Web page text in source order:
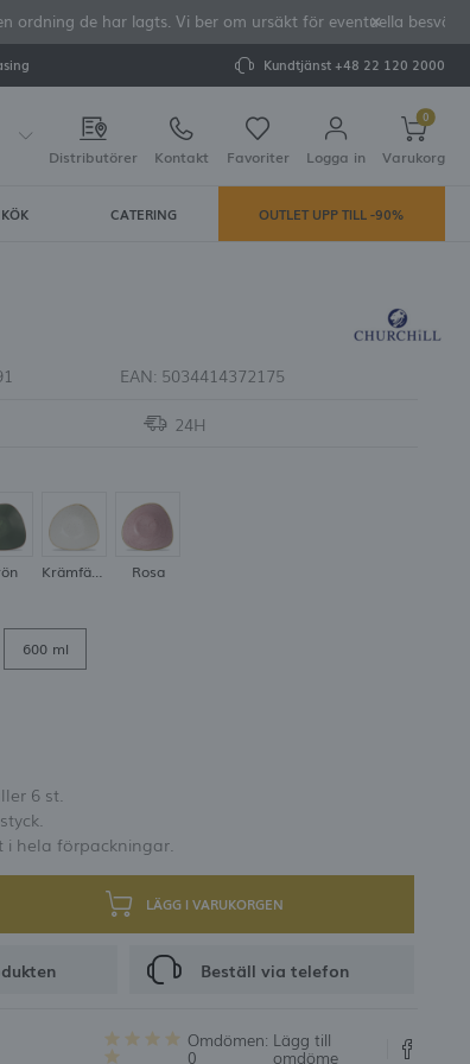
ordning de har lagts. Vi ber om ursäkt för eventuella besvär
Kundtjänst +48 22 120 2000
Distributörer Kontakt Favoriter Logga in
vid framtida köp
0
Varukorg
Din varukorg är tom
KÖK CATERING OUTLET UPP TILL -90%
EAN: 5034414372175
24H
Krämfärgad Rosa
600 ml
6 st.
i hela förpackningar.
LÄGG I VARUKORGEN
Beställ via telefon
Omdömen:
0
Lägg till
omdöme